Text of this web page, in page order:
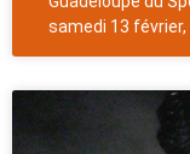
samedi 13 février,